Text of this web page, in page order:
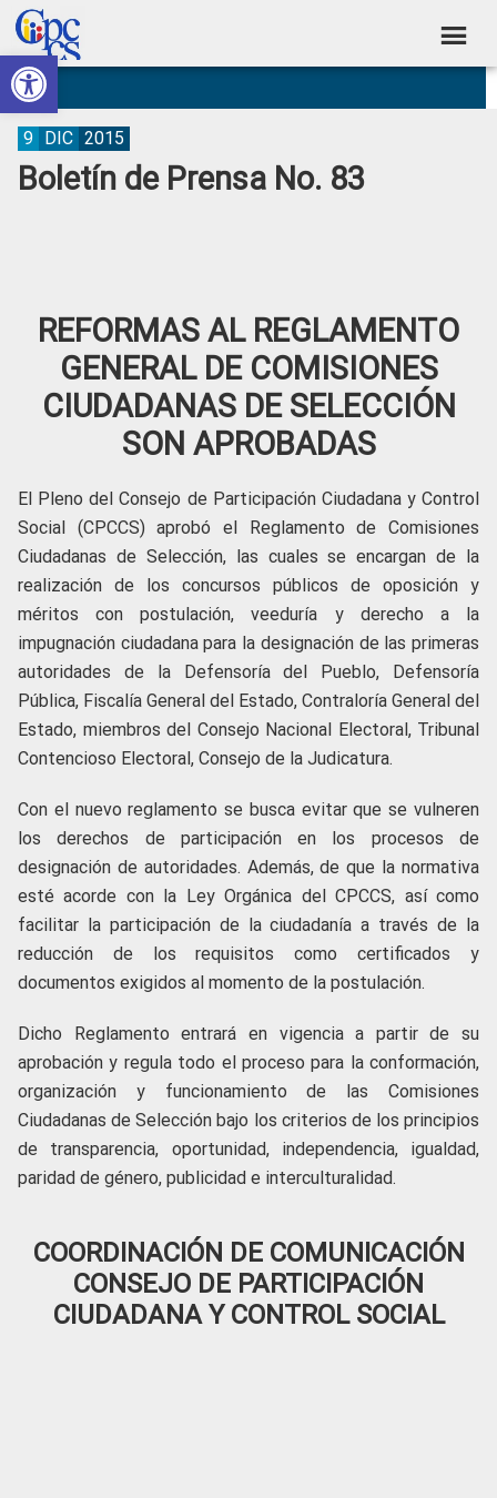
Abrir barra de herramientas
Skip
to
primary
navigation
Skip
to
main
content
Skip
to
primary
sidebar
Skip
to
footer
Consejo
de
Participación
Ciudadana
Construyendo
Poder
Ciudadano
Boletín de Prensa No. 83
9 DIC 2015
REFORMAS AL REGLAMENTO
GENERAL DE COMISIONES
CIUDADANAS DE SELECCIÓN
SON APROBADAS
El Pleno del Consejo de Participación Ciudadana y Control
Social (CPCCS) aprobó el Reglamento de Comisiones
Ciudadanas de Selección, las cuales se encargan de la
realización de los concursos públicos de oposición y
méritos con postulación, veeduría y derecho a la
impugnación ciudadana para la designación de las primeras
autoridades de la Defensoría del Pueblo, Defensoría
Pública, Fiscalía General del Estado, Contraloría General del
Estado, miembros del Consejo Nacional Electoral, Tribunal
Contencioso Electoral, Consejo de la Judicatura.
Con el nuevo reglamento se busca evitar que se vulneren
los derechos de participación en los procesos de
designación de autoridades. Además, de que la normativa
esté acorde con la Ley Orgánica del CPCCS, así como
facilitar la participación de la ciudadanía a través de la
reducción de los requisitos como certificados y
documentos exigidos al momento de la postulación.
Dicho Reglamento entrará en vigencia a partir de su
aprobación y regula todo el proceso para la conformación,
organización y funcionamiento de las Comisiones
Ciudadanas de Selección bajo los criterios de los principios
de transparencia, oportunidad, independencia, igualdad,
paridad de género, publicidad e interculturalidad.
COORDINACIÓN DE COMUNICACIÓN
CONSEJO DE PARTICIPACIÓN
CIUDADANA Y CONTROL SOCIAL